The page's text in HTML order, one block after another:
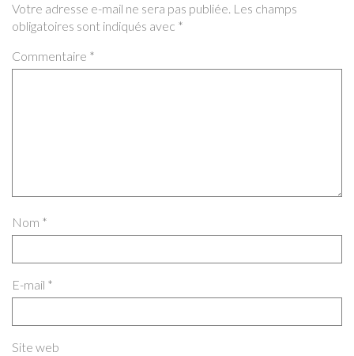
Votre adresse e-mail ne sera pas publiée. Les champs
obligatoires sont indiqués avec *
Commentaire *
Nom *
E-mail *
Site web